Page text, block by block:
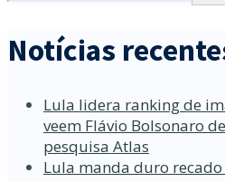
Notícias
Lula lidera ranking de
veem Flávio Bolsonaro
pesquisa Atlas
Lula manda duro